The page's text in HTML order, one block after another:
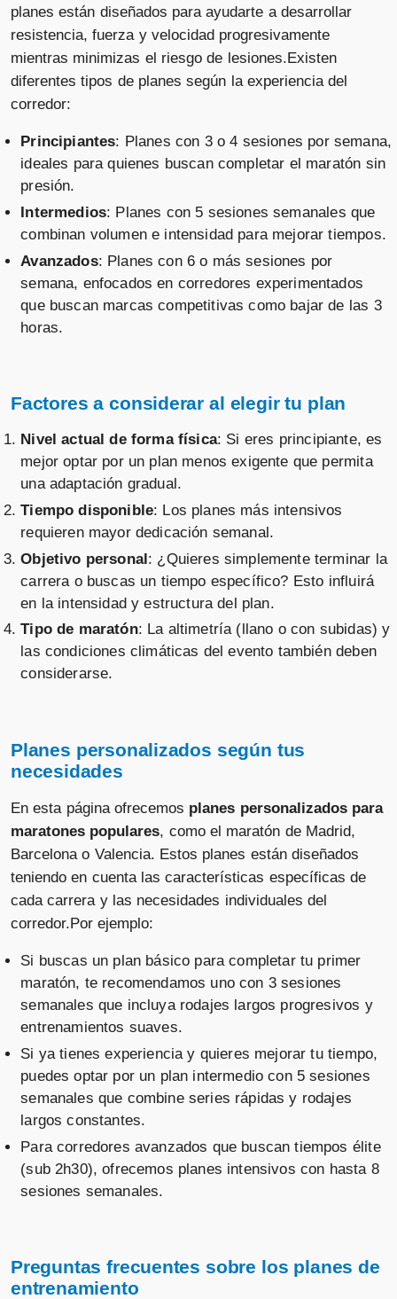
planes están diseñados para ayudarte a desarrollar
resistencia, fuerza y velocidad progresivamente
mientras minimizas el riesgo de lesiones.Existen
diferentes tipos de planes según la experiencia del
corredor:
Principiantes: Planes con 3 o 4 sesiones por semana,
ideales para quienes buscan completar el maratón sin
presión.
Intermedios: Planes con 5 sesiones semanales que
combinan volumen e intensidad para mejorar tiempos.
Avanzados: Planes con 6 o más sesiones por
semana, enfocados en corredores experimentados
que buscan marcas competitivas como bajar de las 3
horas.
Factores a considerar al elegir tu plan
Nivel actual de forma física: Si eres principiante, es
mejor optar por un plan menos exigente que permita
una adaptación gradual.
Tiempo disponible: Los planes más intensivos
requieren mayor dedicación semanal.
Objetivo personal: ¿Quieres simplemente terminar la
carrera o buscas un tiempo específico? Esto influirá
en la intensidad y estructura del plan.
Tipo de maratón: La altimetría (llano o con subidas) y
las condiciones climáticas del evento también deben
considerarse.
Planes personalizados según tus
necesidades
En esta página ofrecemos planes personalizados para
maratones populares, como el maratón de Madrid,
Barcelona o Valencia. Estos planes están diseñados
teniendo en cuenta las características específicas de
cada carrera y las necesidades individuales del
corredor.Por ejemplo:
Si buscas un plan básico para completar tu primer
maratón, te recomendamos uno con 3 sesiones
semanales que incluya rodajes largos progresivos y
entrenamientos suaves.
Si ya tienes experiencia y quieres mejorar tu tiempo,
puedes optar por un plan intermedio con 5 sesiones
semanales que combine series rápidas y rodajes
largos constantes.
Para corredores avanzados que buscan tiempos élite
(sub 2h30), ofrecemos planes intensivos con hasta 8
sesiones semanales.
Preguntas frecuentes sobre los planes de
entrenamiento